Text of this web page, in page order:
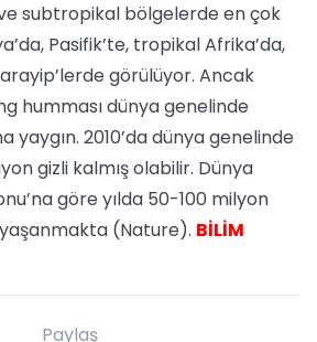
subtropikal bölgelerde en çok
Pasifik’te, tropikal Afrika’da,
görülüyor. Ancak
humması dünya genelinde
yaygın. 2010’da dünya genelinde
gizli kalmış olabilir. Dünya
göre yılda 50-100 milyon
(Nature). BİLİM
Paylaş